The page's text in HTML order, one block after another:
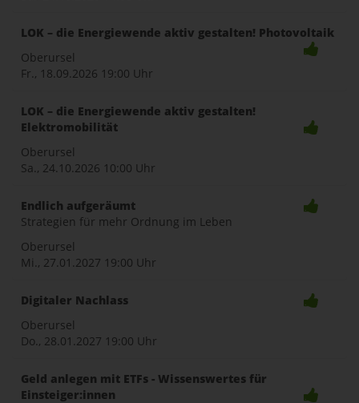
LOK – die Energiewende aktiv gestalten! Photovoltaik
Oberursel
Fr., 18.09.2026 19:00 Uhr
LOK – die Energiewende aktiv gestalten!
Elektromobilität
Oberursel
Sa., 24.10.2026 10:00 Uhr
Endlich aufgeräumt
Strategien für mehr Ordnung im Leben
Oberursel
Mi., 27.01.2027 19:00 Uhr
Digitaler Nachlass
Oberursel
Do., 28.01.2027 19:00 Uhr
Geld anlegen mit ETFs - Wissenswertes für
Einsteiger:innen